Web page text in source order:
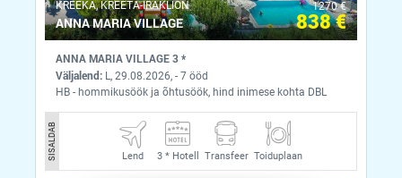
KREEKA, KREETA-IRAKLION
ANNA MARIA VILLAGE
1270 €
838 €
ANNA MARIA VILLAGE 3 *
Väljalend: L, 29.08.2026, - 7 ööd
HB - hommikusöök ja õhtusöök, hind inimese kohta DBL
SISALDAB Lend 3 *Hotell Transfeer Toiduplaan